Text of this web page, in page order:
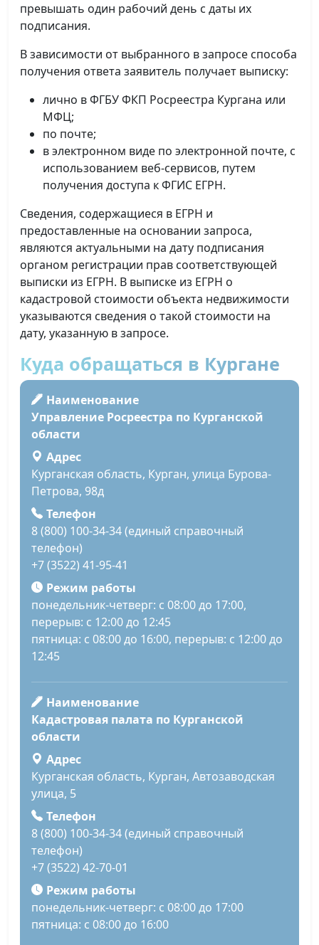
превышать один рабочий день с даты их
подписания.
В зависимости от выбранного в запросе способа
получения ответа заявитель получает выписку:
лично в ФГБУ ФКП Росреестра Кургана или
МФЦ;
по почте;
в электронном виде по электронной почте, с
использованием веб-сервисов, путем
получения доступа к ФГИС ЕГРН.
Сведения, содержащиеся в ЕГРН и
предоставленные на основании запроса,
являются актуальными на дату подписания
органом регистрации прав соответствующей
выписки из ЕГРН. В выписке из ЕГРН о
кадастровой стоимости объекта недвижимости
указываются сведения о такой стоимости на
дату, указанную в запросе.
Куда обращаться в Кургане
Наименование
Управление Росреестра по Курганской
области
Адрес
Курганская область, Курган, улица Бурова-
Петрова, 98д
Телефон
8 (800) 100-34-34 (единый справочный
телефон)
+7 (3522) 41-95-41
Режим работы
понедельник-четверг: с 08:00 до 17:00,
перерыв: с 12:00 до 12:45
пятница: с 08:00 до 16:00, перерыв: с 12:00 до
12:45
Наименование
Кадастровая палата по Курганской
области
Адрес
Курганская область, Курган, Автозаводская
улица, 5
Телефон
8 (800) 100-34-34 (единый справочный
телефон)
+7 (3522) 42-70-01
Режим работы
понедельник-четверг: с 08:00 до 17:00
пятница: с 08:00 до 16:00